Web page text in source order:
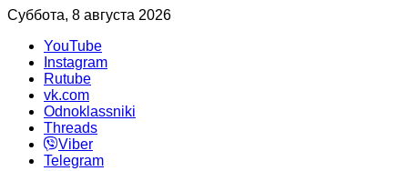
Суббота, 8 августа 2026
YouTube
Instagram
Rutube
vk.com
Odnoklassniki
Threads
Viber
Telegram